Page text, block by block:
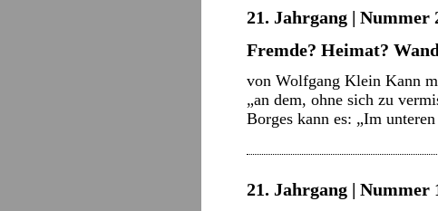
21. Jahrgang | Nummer
Fremde? Heimat?
von Wolfgang Klein Kann
„an dem, ohne sich zu
Borges kann es: „Im
21. Jahrgang | Nummer